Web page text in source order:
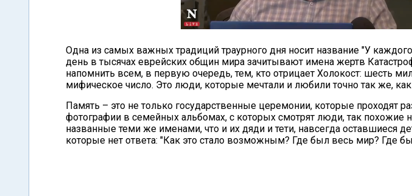
Одна из самых важных традиций траурного дня носит название "У
день в тысячах еврейских общин мира зачитывают имена жертв
напомнить всем, в первую очередь, тем, кто отрицает Холокост: шесть
мифическое число. Это люди, которые мечтали и любили точно так же,
Память – это не только государственные церемонии, которые проходят
фотографии в семейных альбомах, с которых смотрят люди, так похожие
названные теми же именами, что и их дяди и тети, навсегда оставшиеся
которые нет ответа: "Как это стало возможным? Где был весь мир? Где